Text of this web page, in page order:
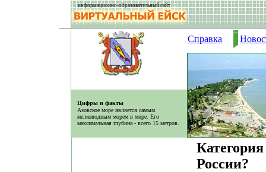
информационно-образовательный сайт
Цифры и факты
Азовское море является самым
мелководным морем в мире. Его
максимальная глубина - всего 15 метров.
Справка
России?